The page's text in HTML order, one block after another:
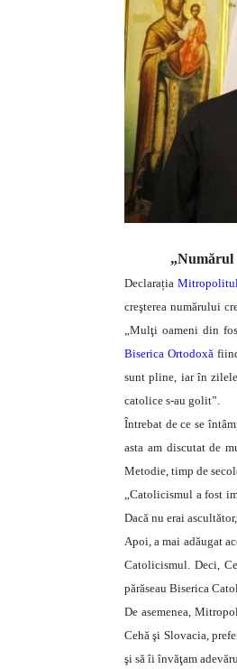
„Numărul
Declarația
creşterea numărului
„Mulţi oameni din
Biserica Ortodoxă
sunt pline, iar în
catolice s-au golit”.
Întrebat de ce se
asta am discutat de
Metodie, timp de
„Catolicismul a fost
Dacă nu erai
Apoi, a mai adăugat
Catolicismul. Deci,
părăseau Biserica
De asemenea,
Cehă şi Slovacia,
şi să îi învăţam